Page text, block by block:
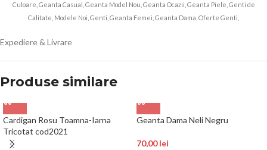
Culoare, Geanta Casual, Geanta Model Nou, Geanta Ocazii, Geanta Piele, Genti de
Calitate, Modele Noi, Genti, Geanta Femei, Geanta Dama, Oferte Genti,
Expediere & Livrare
Produse similare
Cardigan Rosu Toamna-Iarna
Tricotat cod2021
Geanta Dama Neli Negru
70,00lei